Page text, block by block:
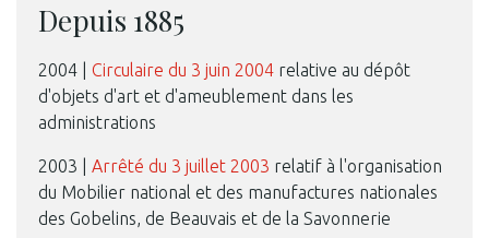
Depuis 1885
2004 | Circulaire du 3 juin 2004 relative au dépôt
d'objets d'art et d'ameublement dans les
administrations
2003 | Arrêté du 3 juillet 2003 relatif à l'organisation
du Mobilier national et des manufactures nationales
des Gobelins, de Beauvais et de la Savonnerie